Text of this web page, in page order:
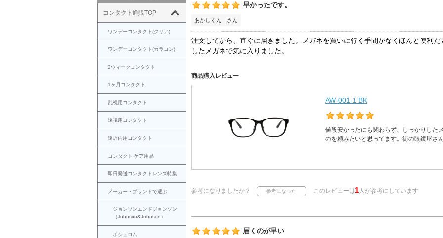
コンタクト通販TOP
ワンデーコンタクト(クリア)
ワンデーコンタクト(カラコン)
2ウィークコンタクト
1ヶ月コンタクト
乱視用コンタクト
遠視用コンタクト
遠近両用コンタクト
コンタクト ケア用品
即日発送コンタクトレンズ特集
メーカー・ブランドで選ぶ
ジョンソンエンドジョンソン
（Johnson&Johnson）
ボシュロム
早かったです。
あかしくん さん
注文してから、直ぐに届きました。メガネを買いに行く手間がなくほんと便利
したメガネで気に入りました。
商品購入レビュー
AW-001-1 BK
値段安かったにも関わらず、しっかりした
のを頼みたいと思ってます。街の眼鏡屋さ
参考になりましたか？ このレビューは1人が参考にしています
届くのが早い